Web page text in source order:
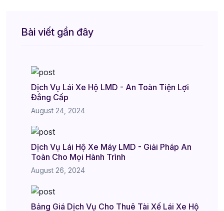
Bài viết gần đây
Dịch Vụ Lái Xe Hộ LMD - An Toàn Tiện Lợi
Đẳng Cấp
August 24, 2024
Dịch Vụ Lái Hộ Xe Máy LMD - Giải Pháp An
Toàn Cho Mọi Hành Trình
August 26, 2024
Bảng Giá Dịch Vụ Cho Thuê Tài Xế Lái Xe Hộ